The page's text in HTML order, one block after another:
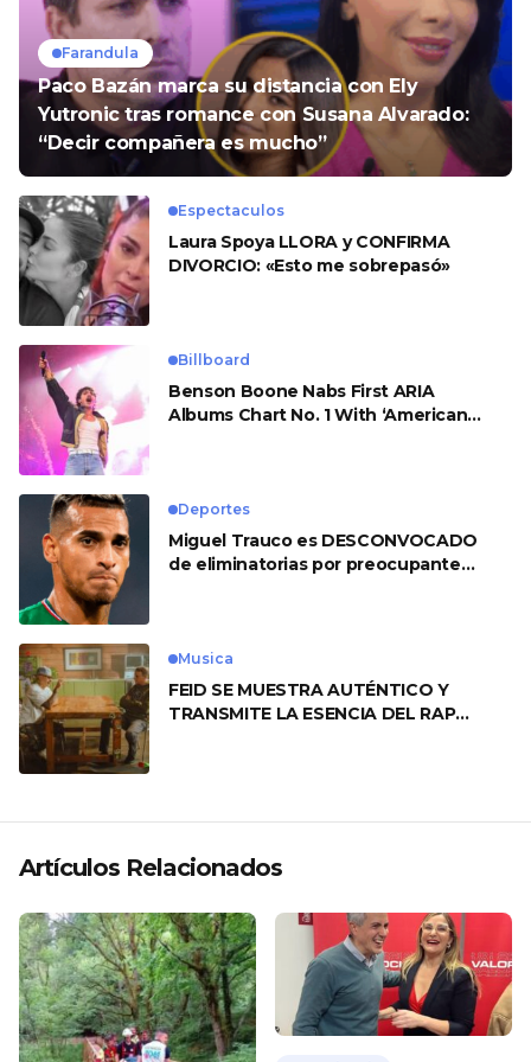
Farandula
Paco Bazán marca su distancia con Ely
Yutronic tras romance con Susana Alvarado:
“Decir compañera es mucho”
Espectaculos
Laura Spoya LLORA y CONFIRMA
DIVORCIO: «Esto me sobrepasó»
Billboard
Benson Boone Nabs First ARIA
Albums Chart No. 1 With ‘American
Deportes
Miguel Trauco es DESCONVOCADO
de eliminatorias por preocupante
Musica
FEID SE MUESTRA AUTÉNTICO Y
TRANSMITE LA ESENCIA DEL RAP
Artículos Relacionados